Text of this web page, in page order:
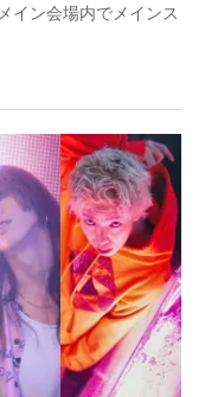
イン会場内でメインス